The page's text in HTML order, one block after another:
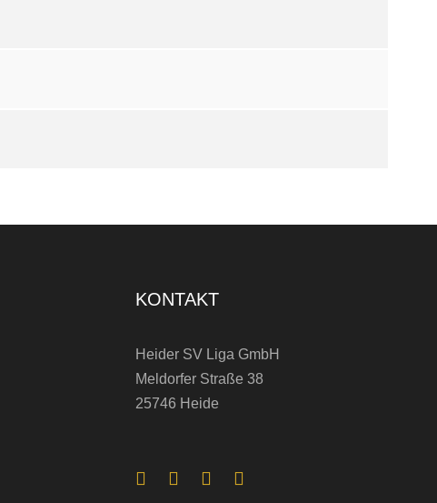
KONTAKT
Heider SV Liga GmbH
Meldorfer Straße 38
25746 Heide